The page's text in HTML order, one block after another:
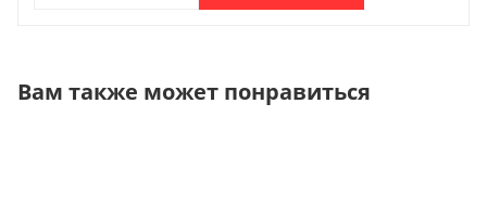
Вам также может понравиться